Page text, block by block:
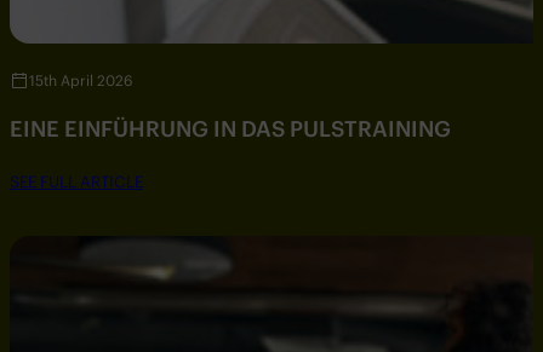
15th April 2026
EINE EINFÜHRUNG IN DAS PULSTRAINING
SEE FULL ARTICLE